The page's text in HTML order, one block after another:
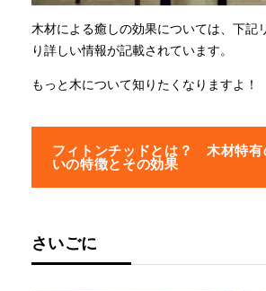
木材による癒しの効果については、下記
り詳しい情報が記載されています。
もっと木について知りたくなりますよ！
フィトンチッドとは？ 木材特有
いの特徴とその効果
さいごに